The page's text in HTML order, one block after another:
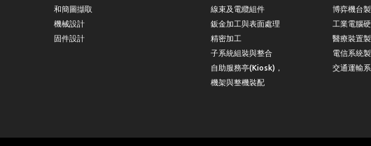
和簡圖擷取
機械設計
固件設計
線束及電纜組件
鈑金加工與表面處理
精密加工
子系統組裝與整合
自助服務亭(Kiosk)，
機架與整機裝配
博弈機台
工業電腦
醫療裝置
電信系統
交通運輸